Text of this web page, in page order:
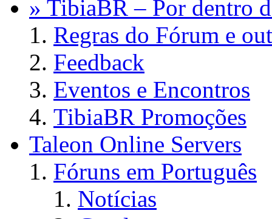
» TibiaBR – Por dentro
Regras do Fórum e
Feedback
Eventos e Encontros
TibiaBR Promoções
Taleon Online Servers
Fóruns em Português
Notícias